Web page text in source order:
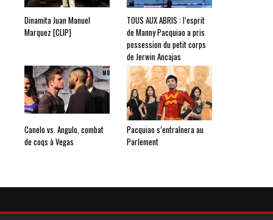
Dinamita Juan Manuel
Marquez [CLIP]
TOUS AUX ABRIS : l’esprit
de Manny Pacquiao a pris
possession du petit corps
de Jerwin Ancajas
Canelo vs. Angulo, combat
de coqs à Vegas
Pacquiao s’entraînera au
Parlement